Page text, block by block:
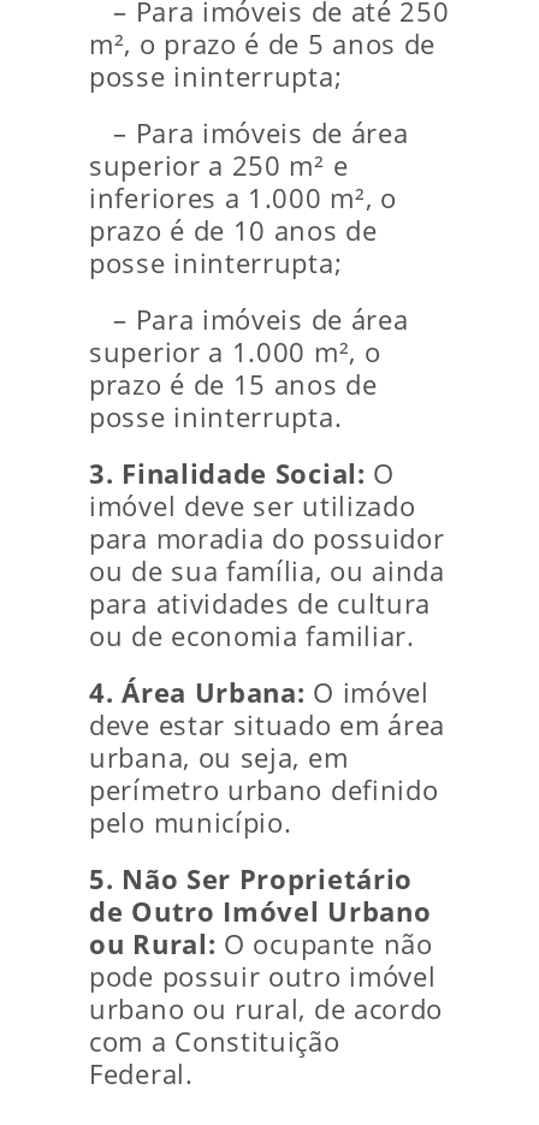
– Para imóveis de até 250
m², o prazo é de 5 anos de
posse ininterrupta;
– Para imóveis de área
superior a 250 m² e
inferiores a 1.000 m², o
prazo é de 10 anos de
posse ininterrupta;
– Para imóveis de área
superior a 1.000 m², o
prazo é de 15 anos de
posse ininterrupta.
3. Finalidade Social: O
imóvel deve ser utilizado
para moradia do possuidor
ou de sua família, ou ainda
para atividades de cultura
ou de economia familiar.
4. Área Urbana: O imóvel
deve estar situado em área
urbana, ou seja, em
perímetro urbano definido
pelo município.
5. Não Ser Proprietário
de Outro Imóvel Urbano
ou Rural: O ocupante não
pode possuir outro imóvel
urbano ou rural, de acordo
com a Constituição
Federal.